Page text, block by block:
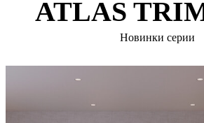
ATLAS
Новинки серии